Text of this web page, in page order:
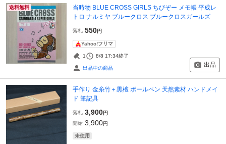
送料無料
当時物 BLUE CROSS GIRLS ちびぞー メモ帳 平成レ
トロ ナルミヤ ブルークロス ブルークロスガールズ
落札 550円
Yahoo!フリマ
1 8/8 17:34終了
出品中の商品 出品
手作り 金糸竹＋黒檀 ボールペン 天然素材 ハンドメイ
ド 筆記具
落札 3,900円
開始 3,900円
未使用